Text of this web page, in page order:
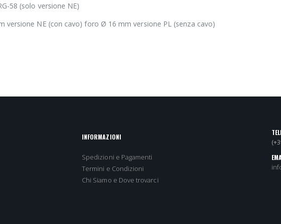
58 (solo versione NE)
versione NE (con cavo) foro Ø 16 mm versione PL (senza cavo)
INFORMAZIONI
Spedizioni e Pagamenti
Termini e Condizioni
Chi Siamo e Dove trovarci